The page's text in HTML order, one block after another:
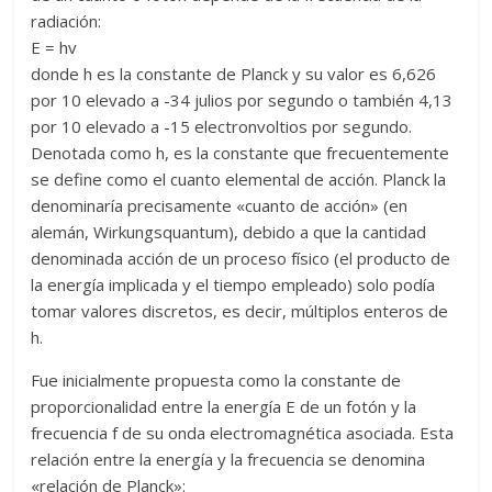
radiación:
E = hv
donde h es la constante de Planck y su valor es 6,626
por 10 elevado a -34 julios por segundo o también 4,13
por 10 elevado a -15 electronvoltios por segundo.
Denotada como h, es la constante que frecuentemente
se define como el cuanto elemental de acción. Planck la
denominaría precisamente «cuanto de acción» (en
alemán, Wirkungsquantum), debido a que la cantidad
denominada acción de un proceso físico (el producto de
la energía implicada y el tiempo empleado) solo podía
tomar valores discretos, es decir, múltiplos enteros de
h.
Fue inicialmente propuesta como la constante de
proporcionalidad entre la energía E de un fotón y la
frecuencia f de su onda electromagnética asociada. Esta
relación entre la energía y la frecuencia se denomina
«relación de Planck»: